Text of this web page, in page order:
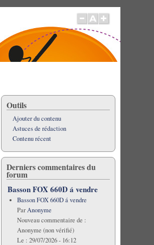
Outils
Ajouter du contenu
Astuces de rédaction
Contenu récent
Derniers commentaires du
forum
Basson FOX 660D á vendre
Basson FOX 660D á vendre
ParAnonyme
Nouveau commentaire de :
Anonyme (non vérifié)
Le : 29/07/2026 - 16:12